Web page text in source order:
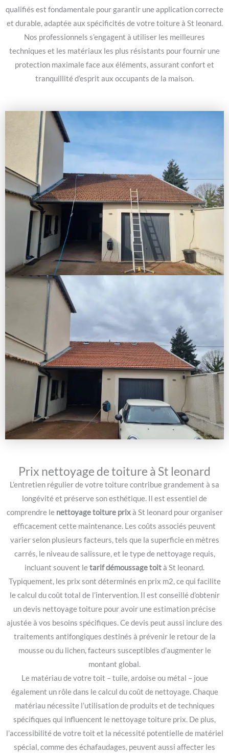
qualifiés est fondamentale pour garantir une application correcte
et durable, adaptée aux spécificités de votre toiture à St leonard.
Nos professionnels s’engagent à utiliser les meilleures
techniques et les matériaux les plus résistants pour fournir une
protection maximale face aux éléments, assurant confort et
tranquillité d’esprit aux occupants de la maison.
Prix nettoyage de toiture à St leonard
L’entretien régulier de votre toiture contribue grandement à sa
longévité et préserve son esthétique. Il est essentiel de
comprendre le nettoyage toiture prixà St leonard pour organiser
efficacement cette maintenance. Les coûts associés peuvent
varier selon plusieurs facteurs, tels que la superficie en mètres
carrés, le niveau de salissure, et le type de nettoyage requis,
incluant souvent letarif démoussage toità St leonard.
Typiquement, les prix sont déterminés en prix m2, ce qui facilite
le calcul du coût total de l’intervention. Il est conseillé d’obtenir
un devis nettoyage toiture pour avoir une estimation précise
ajustée à vos besoins spécifiques. Ce devis peut aussi inclure des
traitements antifongiques destinés à prévenir le retour de la
mousse ou du lichen, facteurs susceptibles d’augmenter le
montant global.
Le matériau de votre toit – tuile, ardoise ou métal – joue
également un rôle dans le calcul du coût de nettoyage. Chaque
matériau nécessite l’utilisation de produits et de techniques
spécifiques qui influencent le nettoyage toiture prix. De plus,
l’accessibilité de votre toit et la nécessité potentielle de matériel
spécial, comme des échafaudages, peuvent aussi affecter les